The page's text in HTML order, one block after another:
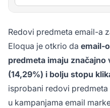
Redovi predmeta email-a
Eloqua je otkrio da email-
predmeta imaju
(14,29%) i bolju stopu
isprobani redovi
u kampanjama email